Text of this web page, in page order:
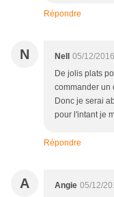
Répondre
N Nell
05/12/
De jolis plats
commander un
Donc je serai
pour l'intant je
Répondre
A Angie 05/12/